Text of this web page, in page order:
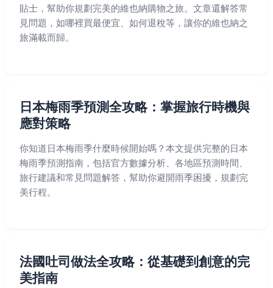
貼士，幫助你規劃完美的維也納購物之旅。文章還解答常
見問題，如哪裡買最便宜、如何退稅等，讓你的維也納之
旅滿載而歸。
日本梅雨季預測全攻略：掌握旅行時機與
應對策略
你知道日本梅雨季什麼時候開始嗎？本文提供完整的日本
梅雨季預測指南，包括官方數據分析、各地區預測時間、
旅行建議和常見問題解答，幫助你避開雨季困擾，規劃完
美行程。
法國吐司做法全攻略：從基礎到創意的完
美指南